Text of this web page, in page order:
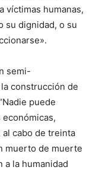
víctimas humanas,
su dignidad, o su
semi-
construcción de
puede
cabo de treinta
muerto de muerte
a la humanidad